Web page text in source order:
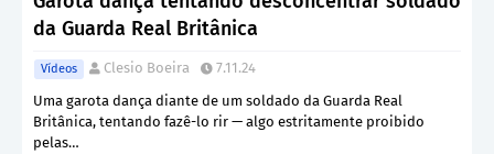
da Guarda Real Britânica
Vídeos Clesio Boeira
7.11.24
Uma garota dança diante de um soldado da Guarda Real
Britânica, tentando fazê-lo rir — algo estritamente proibido
pelas…